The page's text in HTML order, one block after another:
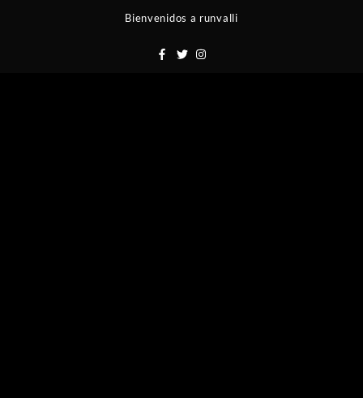
Bienvenidos a runvalli